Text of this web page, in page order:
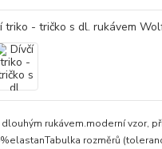
rukávem.moderní vzor,
rozměrů